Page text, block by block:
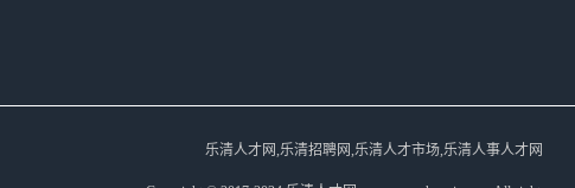
乐清人才网,乐清招聘网,乐清人才市场,乐清人事人才网